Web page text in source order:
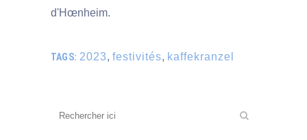
d'Hœnheim.
TAGS: 2023, festivités, kaffekranzel